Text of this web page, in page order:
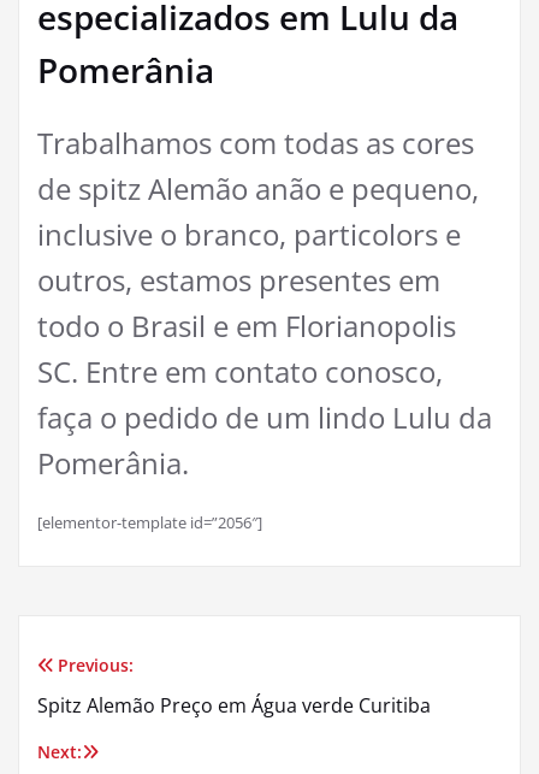
especializados em Lulu da
Pomerânia
Trabalhamos com todas as cores
de spitz Alemão anão e pequeno,
inclusive o branco, particolors e
outros, estamos presentes em
todo o Brasil e em Florianopolis
SC. Entre em contato conosco,
faça o pedido de um lindo Lulu da
Pomerânia.
[elementor-template id=”2056″]
Navegação
de
Previous:
Spitz Alemão Preço em Água verde Curitiba
Next: